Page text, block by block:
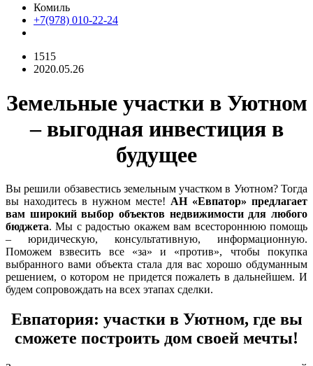
Комиль
+7(978) 010-22-24
1515
2020.05.26
Земельные участки в Уютном
– выгодная инвестиция в
будущее
Вы решили обзавестись земельным участком в Уютном? Тогда
вы находитесь в нужном месте! АН «Евпатор» предлагает
вам широкий выбор объектов недвижимости для любого
бюджета. Мы с радостью окажем вам всестороннюю помощь
– юридическую, консультативную, информационную.
Поможем взвесить все «за» и «против», чтобы покупка
выбранного вами объекта стала для вас хорошо обдуманным
решением, о котором не придется пожалеть в дальнейшем. И
будем сопровождать на всех этапах сделки.
Евпатория: участки в Уютном, где вы
сможете построить дом своей мечты!